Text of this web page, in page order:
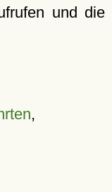
und die
,